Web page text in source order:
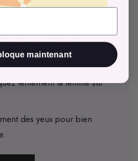
la lentille sur le bout de
ouverte.
la paupière inférieure vers
lentement la lentille sur
des yeux pour bien
maintenant